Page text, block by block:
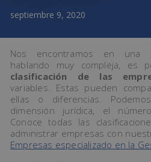
septiembre 9, 2020
Nos encontramos en una
hablando muy compleja, es
clasificación de las
variables. Estas pueden
ellas o diferencias.
dimensión jurídica, el
Conoce todas las
administrar empresas con
Empresas especializado en la